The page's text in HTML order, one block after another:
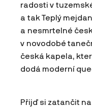
radosti v
a tak Teplý
a nesmrtelné
v novodobé
česká kapela,
dodá moderní
Přijď si zatančit